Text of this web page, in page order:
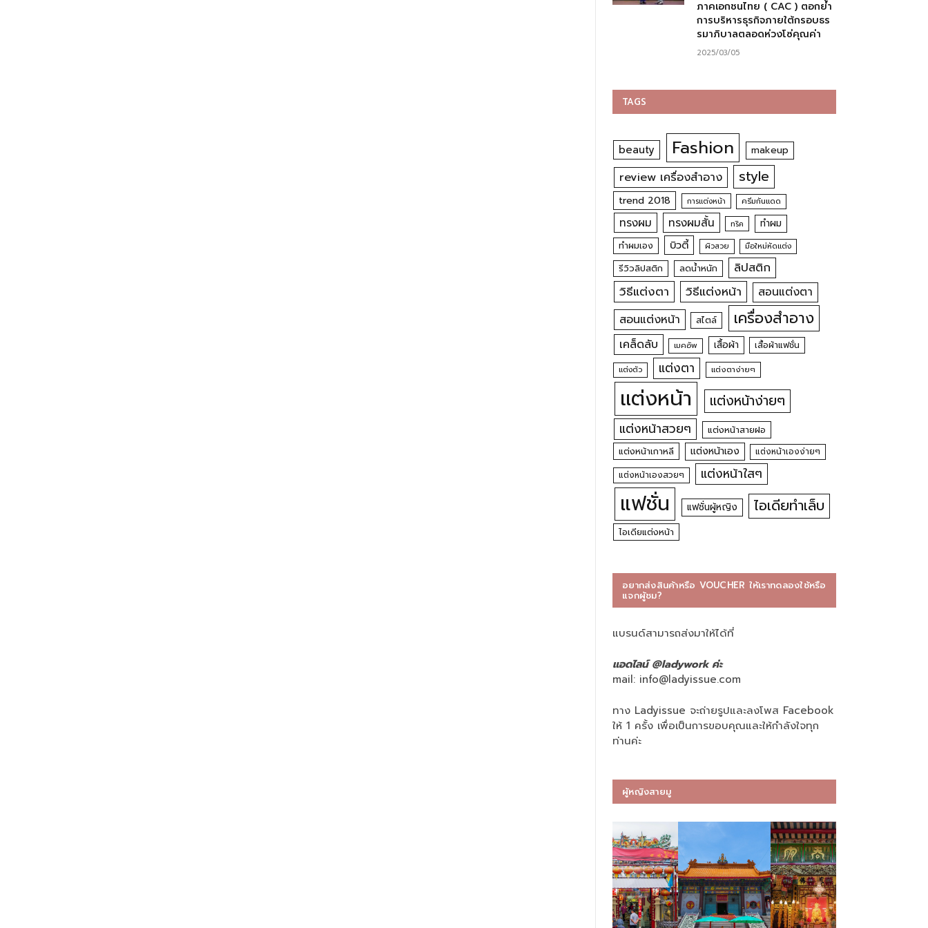
ภาคเอกชนไทย ( CAC ) ตอกย้ำ
การบริหารธุรกิจภายใต้กรอบธร
รมาภิบาลตลอดห่วงโซ่คุณค่า
2025/03/05
TAGS
beauty Fashion makeup
review เครื่องสำอาง style
trend 2018 การแต่งหน้า ครีมกันแดด
ทรงผม ทรงผมสั้น ทริค ทำผม
ทำผมเอง บิวตี้ ผิวสวย มือใหม่หัดแต่ง
รีวิวลิปสติก ลดน้ำหนัก ลิปสติก
วิธีแต่งตา วิธีแต่งหน้า สอนแต่งตา
สอนแต่งหน้า สไตล์ เครื่องสำอาง
เคล็ดลับ เมคอัพ เสื้อผ้า เสื้อผ้าแฟชั่น
แต่งตัว แต่งตา แต่งตาง่ายๆ
แต่งหน้า แต่งหน้าง่ายๆ
แต่งหน้าสวยๆ
แต่งหน้าสายฝอ
แต่งหน้าเกาหลี
แต่งหน้าเอง
แต่งหน้าเองง่ายๆ
แต่งหน้าเองสวยๆ
แต่งหน้าใสๆ
แฟชั่น แฟชั่นผู้หญิง ไอเดียทำเล็บ
ไอเดียแต่งหน้า
อยากส่งสินค้าหรือ VOUCHER ให้เราทดลองใช้หรือ
แจกผู้ชม?
แบรนด์สามารถส่งมาให้ได้ที่
แอดไลน์ @ladywork ค่ะ
mail: info@ladyissue.com
ทาง Ladyissue จะถ่ายรูปและลงโพส Facebook
ให้ 1 ครั้ง เพื่อเป็นการขอบคุณและให้กำลังใจทุก
ท่านค่ะ
ผู้หญิงสายมู